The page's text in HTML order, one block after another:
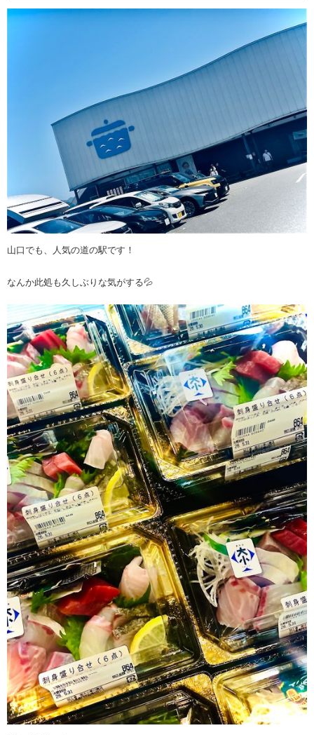
山口でも、人気の道の駅です！
なんか此処も久しぶりな気がする💦